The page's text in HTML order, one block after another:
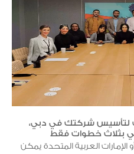
لتأسيس شركتك في دبي،
بثلاث خطوات فقط
العربية المتحدة يمكن